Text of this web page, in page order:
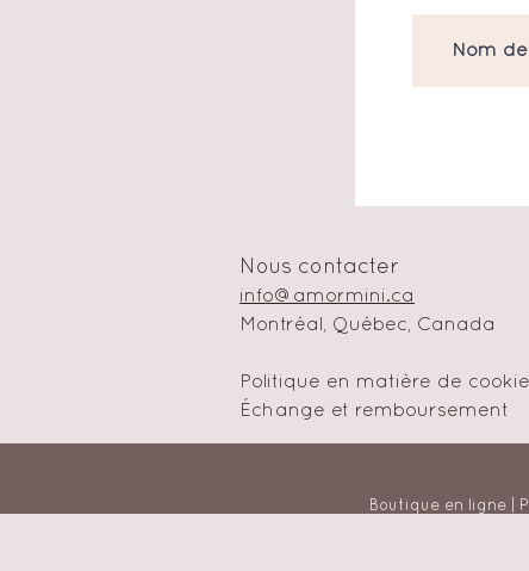
Nous contacter
info@amormini.ca
Montréal, Québec, Canada
Politique en matière de cookie
Échange et remboursement
Boutique en ligne |